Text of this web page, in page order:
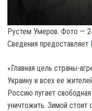
Рустем Умеров. Фото —
Сведения предоставляет
«Главная цель страны-
Украину и всех ее
Россию пугает
уничтожить. Зимой